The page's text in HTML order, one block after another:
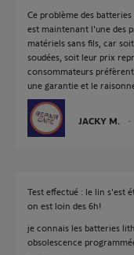
Ce problème des
est maintenant l'une des
matériels sans fils, car
soudées, soit leur prix
consommateurs
une garantie et le
JACKY M.
Test effectué : le lin s'est
on est loin des 6h!
je connais les batteries
obsolescence